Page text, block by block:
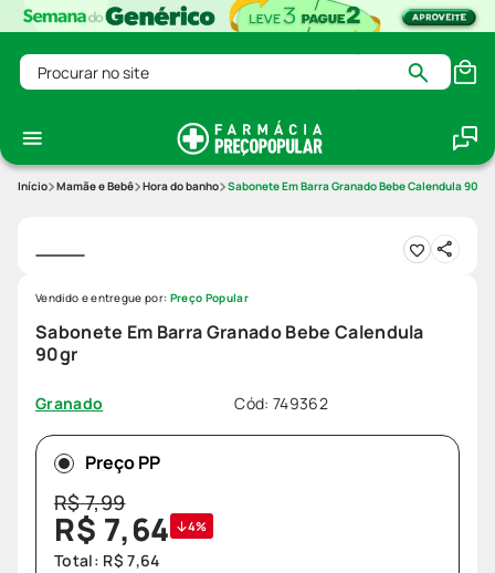
Procurar no site
Mamãe e Bebê Hora do banho Sabonete Em Barra Granado Bebe Calendula 90gr
Sabonete Em Barra Granado Bebe Calendula
90gr
Granado Cód: 749362
Vendido e entregue por: Preço Popular
Preço PP
R$7,99
R$ 7,64 4%
Total: R$ 7,64